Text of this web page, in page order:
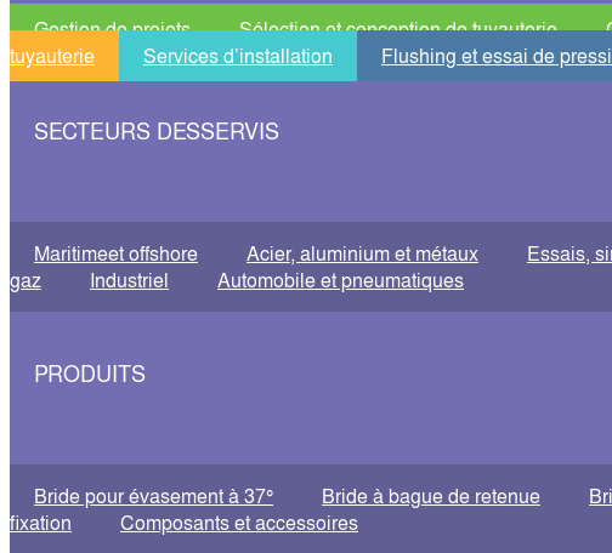
Gestion de projets Sélection et conception de tuyauterie
tuyauterie
Services d’installation Flushing et essai de
SECTEURS DESSERVIS
Maritimeet offshore Acier, aluminium et métaux Essais,
gaz
Industriel Automobile et pneumatiques
PRODUITS
Bride pour évasement à 37° Bride à bague de retenue
fixation
Composants et accessoires